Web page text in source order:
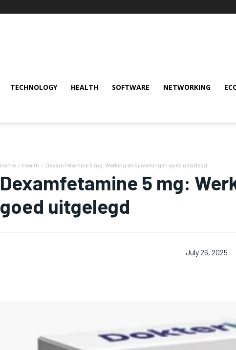
TECHNOLOGY HEALTH SOFTWARE NETWORKING
Home Health Dexamfetamine 5 mg: Werking en bijwerkingen goed uitgelegd
Dexamfetamine 5 mg:
goed uitgelegd
July 26, 2025